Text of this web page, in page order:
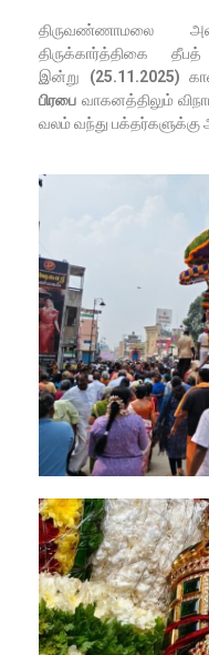
திருவண்ணாமலை
திருக்கார்த்திகை
இன்று (25.11.2025)
பிரபை வாகனத்திலும்
வலம் வந்து பக்தர்களுக்கு